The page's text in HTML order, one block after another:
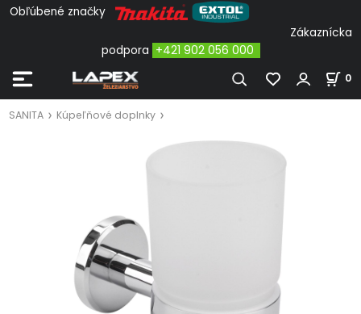
Obľúbené značky
Zákaznícka
podpora +421 902 056 000
0
SANITA Kúpeľňové doplnky